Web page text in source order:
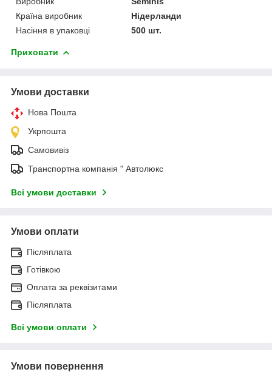
Країна виробник
Нідерланди
Насіння в упаковці
500 шт.
Приховати
Умови доставки
Нова Пошта
Укрпошта
Самовивіз
Транспортна компанія " Автолюкс
Всі умови доставки
Умови оплати
Післяплата
Готівкою
Оплата за реквізитами
Післяплата
Всі умови оплати
Умови повернення